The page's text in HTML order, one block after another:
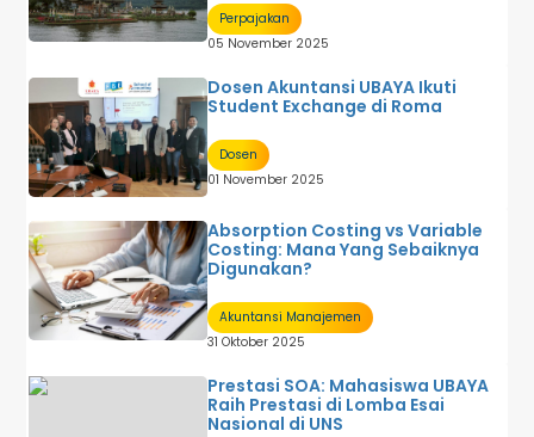
Perpajakan
05 November 2025
Dosen Akuntansi UBAYA Ikuti
Student Exchange di Roma
Dosen
01 November 2025
Absorption Costing vs Variable
Costing: Mana Yang Sebaiknya
Digunakan?
Akuntansi Manajemen
31 Oktober 2025
Prestasi SOA: Mahasiswa UBAYA
Raih Prestasi di Lomba Esai
Nasional di UNS